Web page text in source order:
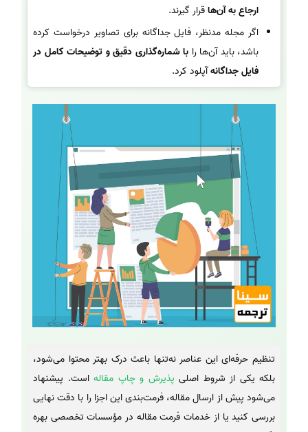
ارجاع به آن‌هاقرار گیرند.
اگر مجله مدنظر، فایل جداگانه برای تصاویر درخواست کرده
باشد، باید آن‌ها را با شماره‌گذاری دقیق و توضیحات کامل در
فایل جداگانهآپلود کرد.
تنظیم حرفه‌ای این عناصر نه‌تنها باعث درک بهتر محتوا می‌شود،
بلکه یکی از شروط اصلی پذیرش و چاپ مقاله است. پیشنهاد
می‌شود پیش از ارسال مقاله، فرمت‌بندی این اجزا را با دقت نهایی
بررسی کنید یا از خدمات فرمت مقاله در مؤسسات تخصصی بهره